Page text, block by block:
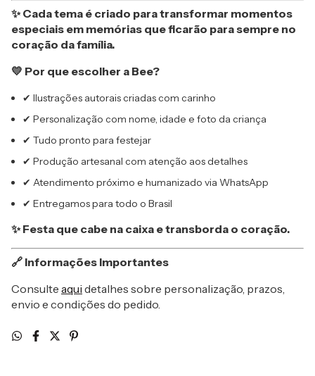
✨ Cada tema é criado para transformar momentos
especiais em memórias que ficarão para sempre no
coração da família.
💛 Por que escolher a Bee?
✔ Ilustrações autorais criadas com carinho
✔ Personalização com nome, idade e foto da criança
✔ Tudo pronto para festejar
✔ Produção artesanal com atenção aos detalhes
✔ Atendimento próximo e humanizado via WhatsApp
✔ Entregamos para todo o Brasil
✨ Festa que cabe na caixa e transborda o coração.
🔗 Informações Importantes
Consulte aqui detalhes sobre personalização, prazos,
envio e condições do pedido.